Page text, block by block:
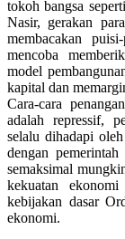
tokoh bangsa
Nasir, gerakan
membacakan
mencoba
model
kapital dan
Cara-cara
adalah repressif,
selalu dihadapi
dengan
semaksimal
kekuatan
kebijakan dasar
ekonomi.